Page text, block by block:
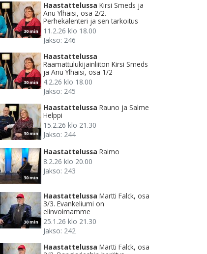
30 min
Haastattelussa Kirsi Smeds ja
Anu Ylhäisi, osa 2/2.
Perhekalenteri ja sen tarkoitus
11.2.26 klo 18.00
Jakso: 246
30 min
Haastattelussa
Raamattulukijainliiton Kirsi Smeds
ja Anu Ylhäisi, osa 1/2
4.2.26 klo 18.00
Jakso: 245
30 min
Haastattelussa Rauno ja Salme
Helppi
15.2.26 klo 21.30
Jakso: 244
30 min
Haastattelussa Raimo
8.2.26 klo 20.00
Jakso: 243
30 min
Haastattelussa Martti Falck, osa
3/3. Evankeliumi on
elinvoimamme
25.1.26 klo 21.30
Jakso: 242
Haastattelussa Martti Falck, osa